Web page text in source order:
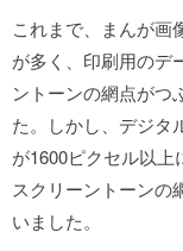
これまで、まんが画
が多く、印刷用のデ
ントーンの網点がつ
た。しかし、デジタ
が1600ピクセル以
スクリーントーンの
いました。